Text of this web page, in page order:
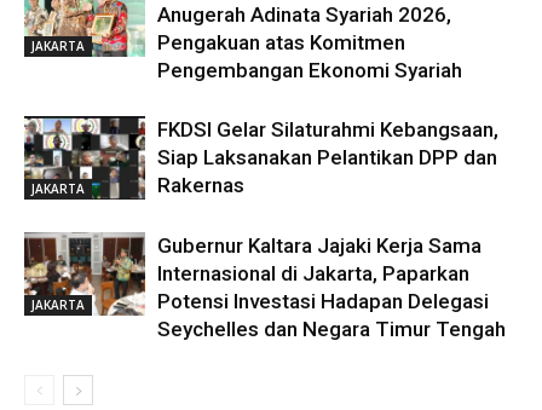
JAKARTA
Anugerah Adinata Syariah 2026,
Pengakuan atas Komitmen
Pengembangan Ekonomi Syariah
JAKARTA
FKDSI Gelar Silaturahmi Kebangsaan,
Siap Laksanakan Pelantikan DPP dan
Rakernas
JAKARTA
Gubernur Kaltara Jajaki Kerja Sama
Internasional di Jakarta, Paparkan
Potensi Investasi Hadapan Delegasi
Seychelles dan Negara Timur Tengah